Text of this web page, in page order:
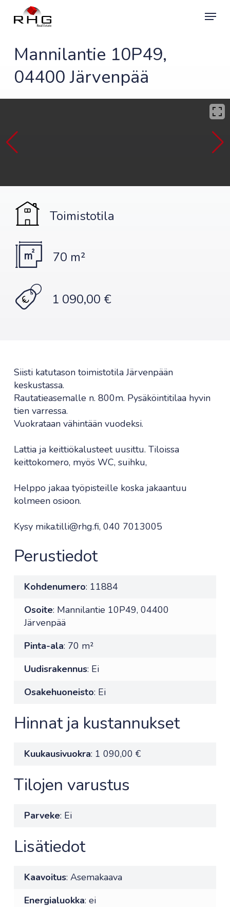
Menu
Mannilantie 10P49,
04400 Järvenpää
Toimistotila
70 m²
1 090,00 €
Siisti katutason toimistotila Järvenpään
keskustassa.
Rautatieasemalle n. 800m. Pysäköintitilaa hyvin
tien varressa.
Vuokrataan vähintään vuodeksi.
Lattia ja keittiökalusteet uusittu. Tiloissa
keittokomero, myös WC, suihku,
Helppo jakaa työpisteille koska jakaantuu
kolmeen osioon.
Kysy mika.tilli@rhg.fi, 040 7013005
Perustiedot
Kohdenumero: 11884
Osoite: Mannilantie 10P49, 04400
Järvenpää
Pinta-ala: 70 m²
Uudisrakennus: Ei
Osakehuoneisto: Ei
Hinnat ja kustannukset
Kuukausivuokra: 1 090,00 €
Tilojen varustus
Parveke: Ei
Lisätiedot
Kaavoitus: Asemakaava
Energialuokka: ei